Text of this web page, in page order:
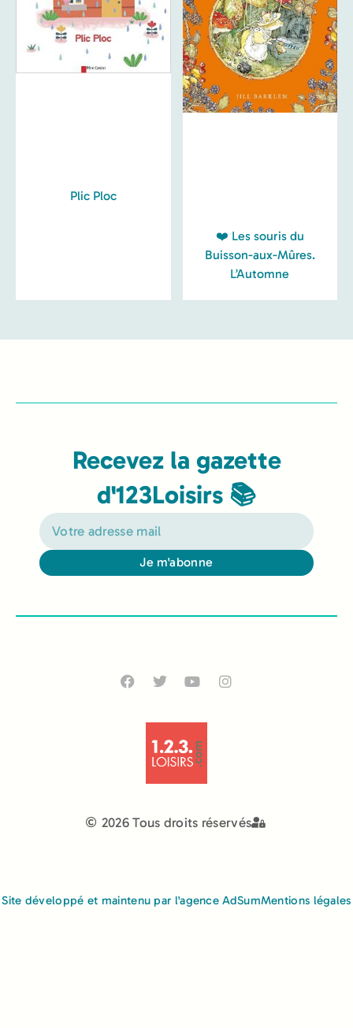
Plic Ploc
❤️ Les souris du
Buisson-aux-Mûres.
L’Automne
Recevez la gazette
d'123Loisirs 📚
Je m'abonne
2026 Tous droits réservés
Site développé et maintenu par l'agence AdSumMentions légales